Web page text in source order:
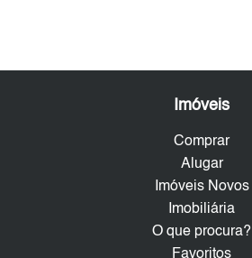
Imóveis
Comprar
Alugar
Imóveis Novos
Imobiliária
O que procura?
Favoritos